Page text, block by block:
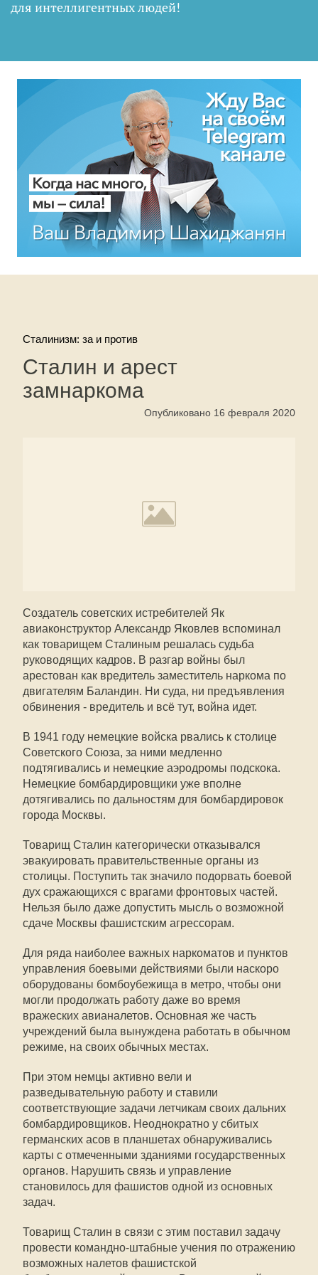
для интеллигентных людей!
Сталинизм: за и против
Сталин и арест
замнаркома
Опубликовано 16 февраля 2020
Создатель советских истребителей Як
авиаконструктор Александр Яковлев вспоминал
как товарищем Сталиным решалась судьба
руководящих кадров. В разгар войны был
арестован как вредитель заместитель наркома по
двигателям Баландин. Ни суда, ни предъявления
обвинения - вредитель и всё тут, война идет.
В 1941 году немецкие войска рвались к столице
Советского Союза, за ними медленно
подтягивались и немецкие аэродромы подскока.
Немецкие бомбардировщики уже вполне
дотягивались по дальностям для бомбардировок
города Москвы.
Товарищ Сталин категорически отказывался
эвакуировать правительственные органы из
столицы. Поступить так значило подорвать боевой
дух сражающихся с врагами фронтовых частей.
Нельзя было даже допустить мысль о возможной
сдаче Москвы фашистским агрессорам.
Для ряда наиболее важных наркоматов и пунктов
управления боевыми действиями были наскоро
оборудованы бомбоубежища в метро, чтобы они
могли продолжать работу даже во время
вражеских авианалетов. Основная же часть
учреждений была вынуждена работать в обычном
режиме, на своих обычных местах.
При этом немцы активно вели и
разведывательную работу и ставили
соответствующие задачи летчикам своих дальних
бомбардировщиков. Неоднократно у сбитых
германских асов в планшетах обнаруживались
карты с отмеченными зданиями государственных
органов. Нарушить связь и управление
становилось для фашистов одной из основных
задач.
Товарищ Сталин в связи с этим поставил задачу
провести командно-штабные учения по отражению
возможных налетов фашистской